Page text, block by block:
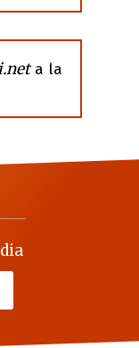
a la